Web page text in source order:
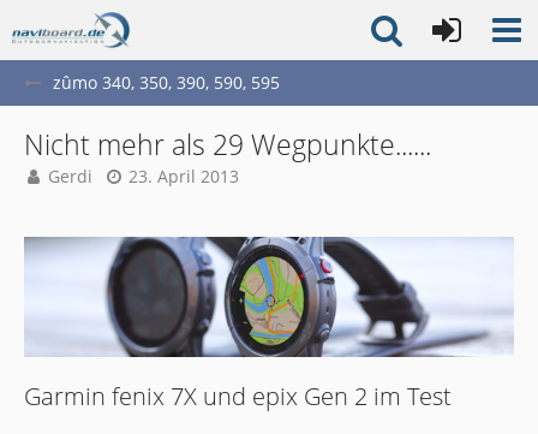
zûmo 340, 350, 390, 590, 595
Nicht mehr als 29 Wegpunkte......
Gerdi 23. April 2013
Garmin fenix 7X und epix Gen 2 im Test